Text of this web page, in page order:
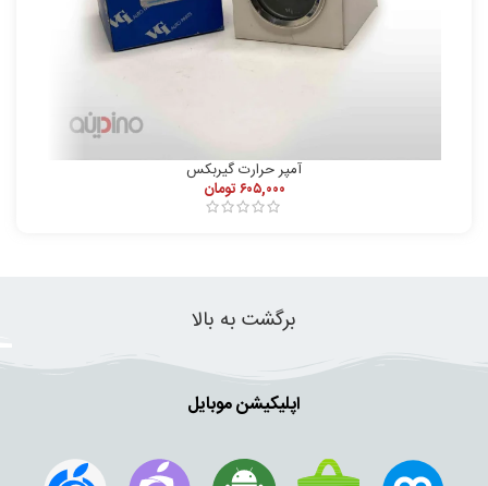
آمپر حرارت گیربکس
۶۰۵,۰۰۰تومان
برگشت به بالا
اپلیکیشن موبایل